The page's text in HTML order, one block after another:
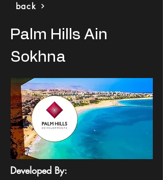
back
Palm Hills Ain
Sokhna
Developed By: